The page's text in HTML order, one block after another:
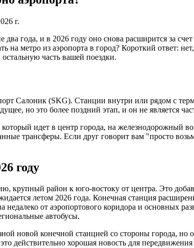
г.
года, и в 2026 году оно снова расширится за
метро из аэропорта в город? Короткий ответ:
часть вашей поездки.
Салоник (SKG). Станции внутри или рядом с
но это более поздний этап, и он не является
который идет в центр города, на железнодорожный
трансферы. Если друг говорит вам "просто
году
крупный район к юго-востоку от центра. Это
летом 2026 года. Конечная станция
от аэропортового коридора и основных
автобусы.
новой конечной станцией со стороны города, но
действительно хорошая новость для